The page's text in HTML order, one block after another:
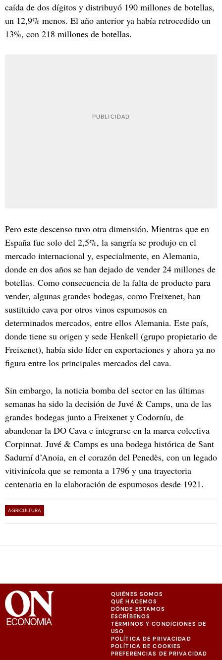
caída de dos dígitos y distribuyó 190 millones de botellas,
un 12,9% menos. El año anterior ya había retrocedido un
13%, con 218 millones de botellas.
Pero este descenso tuvo otra dimensión. Mientras que en
España fue solo del 2,5%, la sangría se produjo en el
mercado internacional y, especialmente, en Alemania,
donde en dos años se han dejado de vender 24 millones de
botellas. Como consecuencia de la falta de producto para
vender, algunas grandes bodegas, como Freixenet, han
sustituido cava por otros vinos espumosos en
determinados mercados, entre ellos Alemania. Este país,
donde tiene su origen y sede Henkell (grupo propietario de
Freixenet), había sido líder en exportaciones y ahora ya no
figura entre los principales mercados del cava.
Sin embargo, la noticia bomba del sector en las últimas
semanas ha sido la decisión de Juvé & Camps, una de las
grandes bodegas junto a Freixenet y Codorníu, de
abandonar la DO Cava e integrarse en la marca colectiva
Corpinnat. Juvé & Camps es una bodega histórica de Sant
Sadurní d’Anoia, en el corazón del Penedès, con un legado
vitivinícola que se remonta a 1796 y una trayectoria
centenaria en la elaboración de espumosos desde 1921.
AGRICULTURA
QUIÉNES SOMOS
QUÉ HACEMOS
DÓNDE ESTAMOS
ESCRÍBENOS
TÉRMINOS Y CONDICIONES DE
USO
POLÍTICA DE PRIVACIDAD
POLÍTICA DE COOKIES
PREFERENCIAS DE PRIVACIDAD